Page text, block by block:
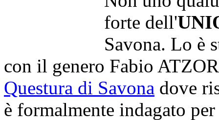
forte dell'
Savona. Lo è
con il genero Fabio
Questura di Savona dove
è formalmente indagato